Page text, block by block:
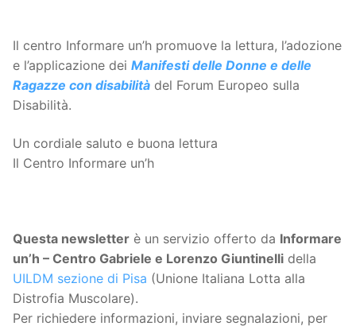
Il centro Informare un’h promuove la lettura, l’adozione
e l’applicazione dei Manifesti delle Donne e delle
Ragazze con disabilità del Forum Europeo sulla
Disabilità.
Un cordiale saluto e buona lettura
Il Centro Informare un’h
Questa newsletter è un servizio offerto da Informare
un’h – Centro Gabriele e Lorenzo Giuntinelli della
UILDM sezione di Pisa (Unione Italiana Lotta alla
Distrofia Muscolare).
Per richiedere informazioni, inviare segnalazioni, per